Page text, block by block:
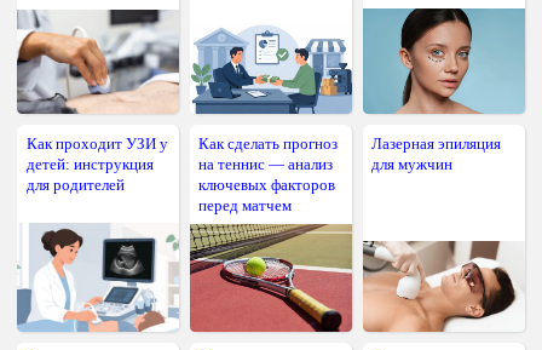
Как проходит УЗИ у
детей: инструкция
для родителей
Как сделать прогноз
на теннис — анализ
ключевых факторов
перед матчем
Лазерная эпиляция
для мужчин